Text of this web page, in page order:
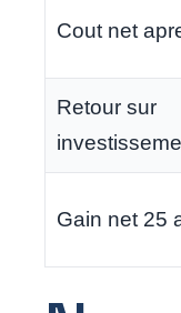
Cout net
Retour sur
Gain net 25